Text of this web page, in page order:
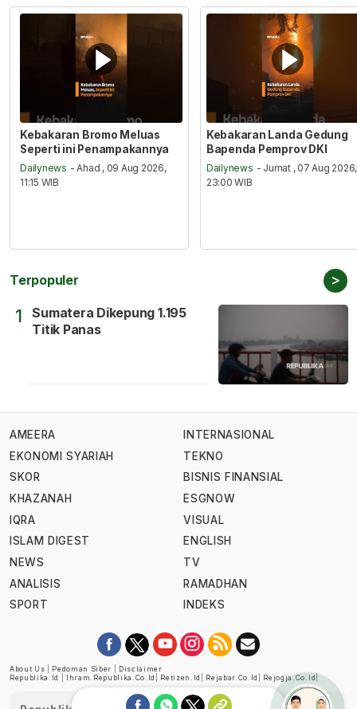
Kebakaran Bromo Meluas
Seperti ini Penampakannya
Dailynews - Ahad , 09 Aug 2026,
11:15 WIB
Kebakaran Landa Gedung
Bapenda Pemprov DKI
Dailynews - Jumat , 07 Aug 2026,
23:00 WIB
Terpopuler >
1
Sumatera Dikepung 1.195
Titik Panas
AMEERA
EKONOMI SYARIAH
SKOR
KHAZANAH
IQRA
ISLAM DIGEST
NEWS
ANALISIS
SPORT
INTERNASIONAL
TEKNO
BISNIS FINANSIAL
ESGNOW
VISUAL
ENGLISH
TV
RAMADHAN
INDEKS
About Us Pedoman Siber
Disclaimer
Republika.id
Ihram.republika.co.id Retizen.id Rejabar.co.id Rejogja.co.id